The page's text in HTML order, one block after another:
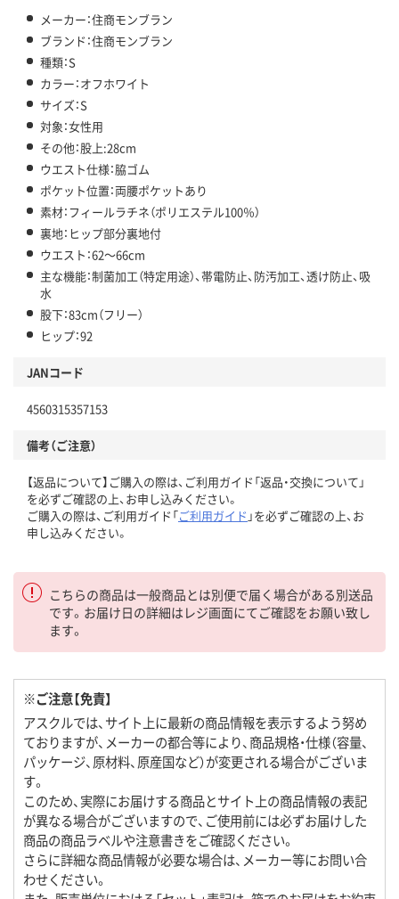
メーカー：住商モンブラン
ブランド：住商モンブラン
種類：S
カラー：オフホワイト
サイズ：S
対象：女性用
その他：股上:28cm
ウエスト仕様：脇ゴム
ポケット位置：両腰ポケットあり
素材：フィールラチネ（ポリエステル100％）
裏地：ヒップ部分裏地付
ウエスト：62～66cm
主な機能：制菌加工（特定用途）、帯電防止、防汚加工、透け防止、吸
水
股下：83cm（フリー）
ヒップ：92
JANコード
4560315357153
備考（ご注意）
【返品について】ご購入の際は、ご利用ガイド「返品・交換について」
を必ずご確認の上、お申し込みください。
ご購入の際は、ご利用ガイド「ご利用ガイド 」を必ずご確認の上、お
申し込みください。
こちらの商品は一般商品とは別便で届く場合がある別送品
です。お届け日の詳細はレジ画面にてご確認をお願い致し
ます。
※ご注意【免責】
アスクルでは、サイト上に最新の商品情報を表示するよう努め
ておりますが、メーカーの都合等により、商品規格・仕様（容量、
パッケージ、原材料、原産国など）が変更される場合がございま
す。
このため、実際にお届けする商品とサイト上の商品情報の表記
が異なる場合がございますので、ご使用前には必ずお届けした
商品の商品ラベルや注意書きをご確認ください。
さらに詳細な商品情報が必要な場合は、メーカー等にお問い合
わせください。